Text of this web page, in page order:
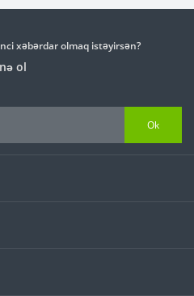
xəbərdar olmaq istəyirsən?
ol
Ok